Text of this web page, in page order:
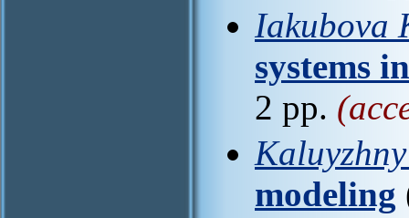
Iakubova
systems
2 pp.
modeling